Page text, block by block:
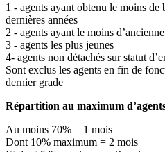
1 - agents ayant obtenu le moins
dernières années
2 - agents ayant le moins
3 - agents les plus jeunes
4- agents non détachés sur statut
Sont exclus les agents en fin de
dernier grade
Répartition au maximum
Au moins 70% = 1 mois
Dont 10% maximum = 2 mois